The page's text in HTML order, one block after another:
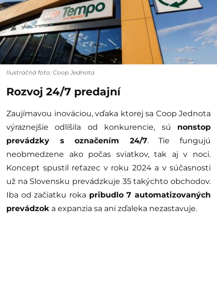
Ilustračná foto: Coop Jednota
Rozvoj 24/7 predajní
Zaujímavou inováciou, vďaka ktorej sa Coop Jednota
výraznejšie odlíšila od konkurencie, sú nonstop
prevádzky s označením 24/7. Tie fungujú
neobmedzene ako počas sviatkov, tak aj v noci.
Koncept spustil reťazec v roku 2024 a v súčasnosti
už na Slovensku prevádzkuje 35 takýchto obchodov.
Iba od začiatku roka pribudlo 7 automatizovaných
prevádzok a expanzia sa ani zďaleka nezastavuje.